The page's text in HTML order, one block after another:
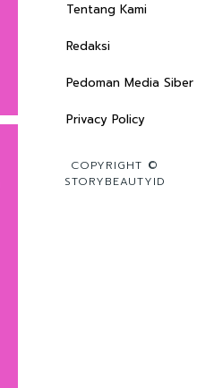
Tentang Kami
Redaksi
Pedoman Media Siber
Privacy Policy
COPYRIGHT ©
STORYBEAUTYID